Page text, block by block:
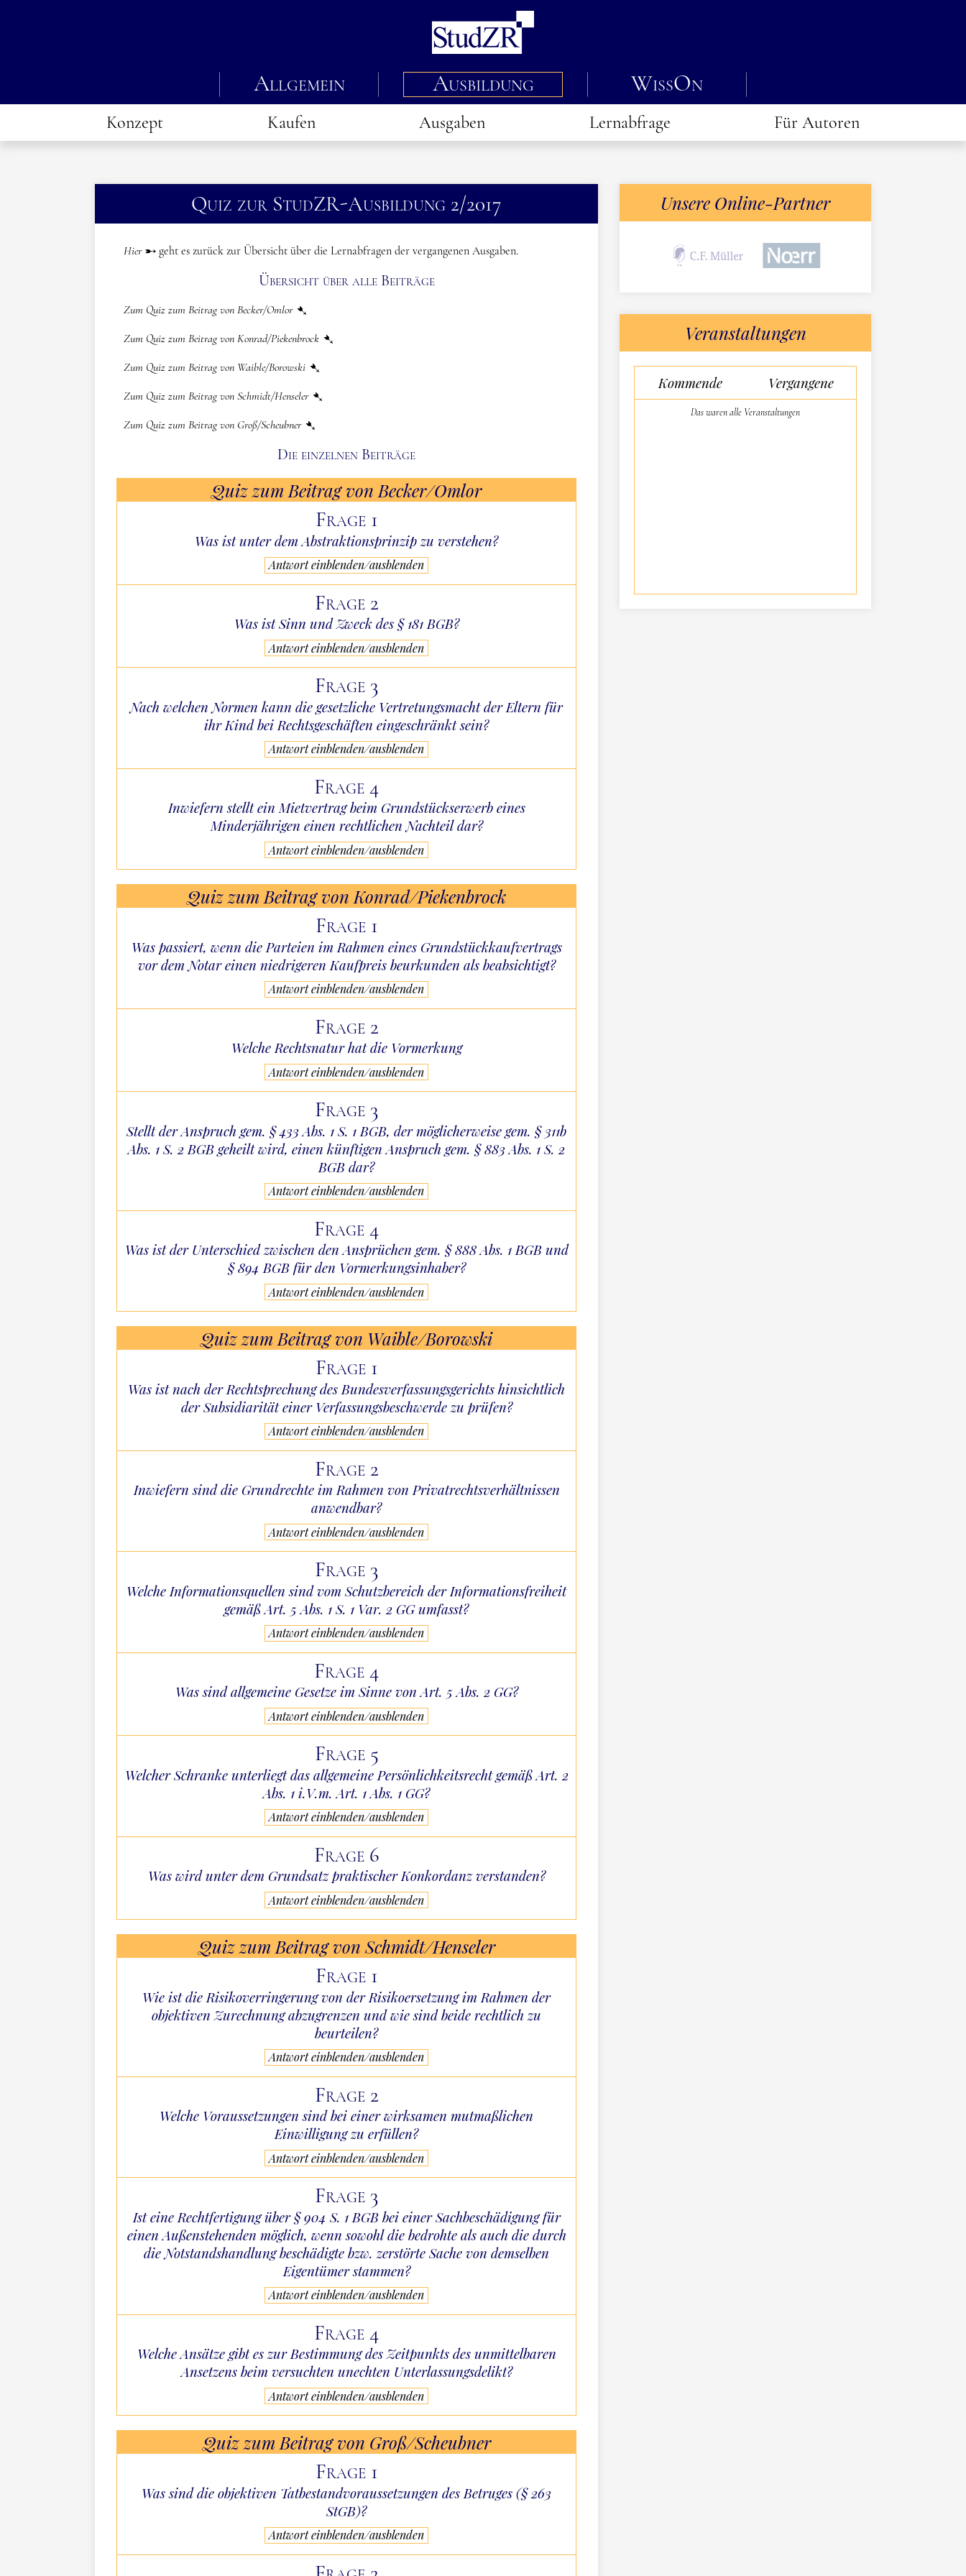
Allgemein Ausbildung WissOn
Konzept Kaufen Ausgaben Lernabfrage Für Autoren
Quiz zur StudZR-Ausbildung 2/2017
Hier geht es zurück zur Übersicht über die Lernabfragen der vergangenen Ausgaben.
Übersicht über alle Beiträge
Zum Quiz zum Beitrag von Becker/Omlor
Zum Quiz zum Beitrag von Konrad/Piekenbrock
Zum Quiz zum Beitrag von Waible/Borowski
Zum Quiz zum Beitrag von Schmidt/Henseler
Zum Quiz zum Beitrag von Groß/Scheubner
Die einzelnen Beiträge
Quiz zum Beitrag von Becker/Omlor
Frage 1
Was ist unter dem Abstraktionsprinzip zu verstehen?
Antwort einblenden/ausblenden
Frage 2
Was ist Sinn und Zweck des § 181 BGB?
Antwort einblenden/ausblenden
Frage 3
Nach welchen Normen kann die gesetzliche Vertretungsmacht der Eltern für
ihr Kind bei Rechtsgeschäften eingeschränkt sein?
Antwort einblenden/ausblenden
Frage 4
Inwiefern stellt ein Mietvertrag beim Grundstückserwerb eines
Minderjährigen einen rechtlichen Nachteil dar?
Antwort einblenden/ausblenden
Quiz zum Beitrag von Konrad/Piekenbrock
Frage 1
Was passiert, wenn die Parteien im Rahmen eines Grundstückkaufvertrags
vor dem Notar einen niedrigeren Kaufpreis beurkunden als beabsichtigt?
Antwort einblenden/ausblenden
Frage 2
Welche Rechtsnatur hat die Vormerkung
Antwort einblenden/ausblenden
Frage 3
Stellt der Anspruch gem. § 433 Abs. 1 S. 1 BGB, der möglicherweise gem. § 311b
Abs. 1 S. 2 BGB geheilt wird, einen künftigen Anspruch gem. § 883 Abs. 1 S. 2
BGB dar?
Antwort einblenden/ausblenden
Frage 4
Was ist der Unterschied zwischen den Ansprüchen gem. § 888 Abs. 1 BGB und
§ 894 BGB für den Vormerkungsinhaber?
Antwort einblenden/ausblenden
Quiz zum Beitrag von Waible/Borowski
Frage 1
Was ist nach der Rechtsprechung des Bundesverfassungsgerichts hinsichtlich
der Subsidiarität einer Verfassungsbeschwerde zu prüfen?
Antwort einblenden/ausblenden
Frage 2
Inwiefern sind die Grundrechte im Rahmen von Privatrechtsverhältnissen
anwendbar?
Antwort einblenden/ausblenden
Frage 3
Welche Informationsquellen sind vom Schutzbereich der Informationsfreiheit
gemäß Art. 5 Abs. 1 S. 1 Var. 2 GG umfasst?
Antwort einblenden/ausblenden
Frage 4
Was sind allgemeine Gesetze im Sinne von Art. 5 Abs. 2 GG?
Antwort einblenden/ausblenden
Frage 5
Welcher Schranke unterliegt das allgemeine Persönlichkeitsrecht gemäß Art. 2
Abs. 1 i.V.m. Art. 1 Abs. 1 GG?
Antwort einblenden/ausblenden
Frage 6
Was wird unter dem Grundsatz praktischer Konkordanz verstanden?
Antwort einblenden/ausblenden
Quiz zum Beitrag von Schmidt/Henseler
Frage 1
Wie ist die Risikoverringerung von der Risikoersetzung im Rahmen der
objektiven Zurechnung abzugrenzen und wie sind beide rechtlich zu
beurteilen?
Antwort einblenden/ausblenden
Frage 2
Welche Voraussetzungen sind bei einer wirksamen mutmaßlichen
Einwilligung zu erfüllen?
Antwort einblenden/ausblenden
Frage 3
Ist eine Rechtfertigung über § 904 S. 1 BGB bei einer Sachbeschädigung für
einen Außenstehenden möglich, wenn sowohl die bedrohte als auch die durch
die Notstandshandlung beschädigte bzw. zerstörte Sache von demselben
Eigentümer stammen?
Antwort einblenden/ausblenden
Frage 4
Welche Ansätze gibt es zur Bestimmung des Zeitpunkts des unmittelbaren
Ansetzens beim versuchten unechten Unterlassungsdelikt?
Antwort einblenden/ausblenden
Quiz zum Beitrag von Groß/Scheubner
Frage 1
Was sind die objektiven Tatbestandvoraussetzungen des Betruges (§ 263
StGB)?
Antwort einblenden/ausblenden
Unsere Online-Partner
Veranstaltungen
Kommende Vergangene
Das waren alle Veranstaltungen